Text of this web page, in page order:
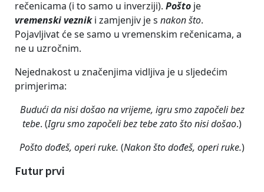
rečenicama (i to samo u inverziji). Pošto je
vremenski vezniki zamjenjiv je s nakon što.
Pojavljivat će se samo u vremenskim rečenicama, a
ne u uzročnim.
Nejednakost u značenjima vidljiva je u sljedećim
primjerima:
Budući da nisi došao na vrijeme, igru smo započeli bez
tebe. (Igru smo započeli bez tebe zato što nisi došao.)
Pošto dođeš, operi ruke. (Nakon što dođeš, operi ruke.)
Futur prvi